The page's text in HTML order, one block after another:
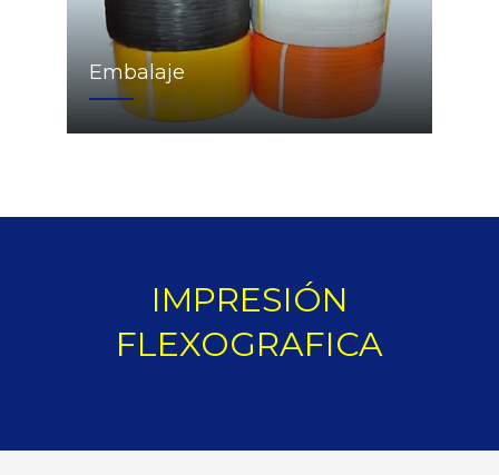
Embalaje
IMPRESIÓN
FLEXOGRAFICA